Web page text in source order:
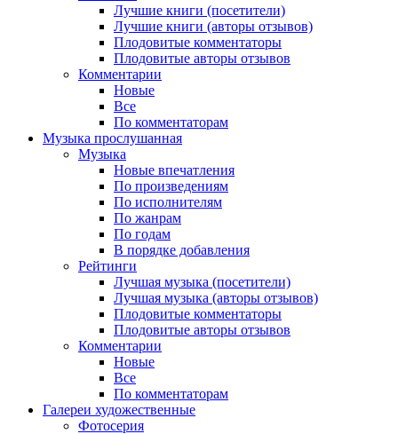
Лучшие книги (посетители)
Лучшие книги (авторы отзывов)
Плодовитые комментаторы
Плодовитые авторы отзывов
Комментарии
Новые
Все
По комментаторам
Музыка прослушанная
Музыка
Новые впечатления
По произведениям
По исполнителям
По жанрам
По годам
В порядке добавления
Рейтинги
Лучшая музыка (посетители)
Лучшая музыка (авторы отзывов)
Плодовитые комментаторы
Плодовитые авторы отзывов
Комментарии
Новые
Все
По комментаторам
Галереи художественные
Фотосерия